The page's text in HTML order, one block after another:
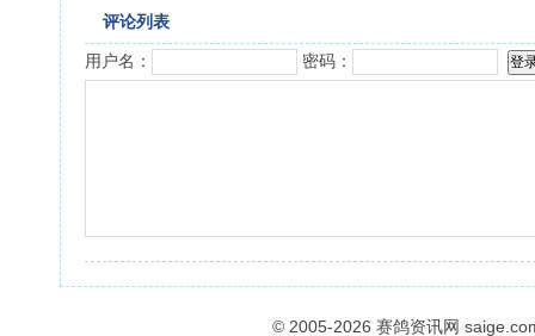
评论列表
用户名： 密码：
© 2005-2026 赛鸽资讯网